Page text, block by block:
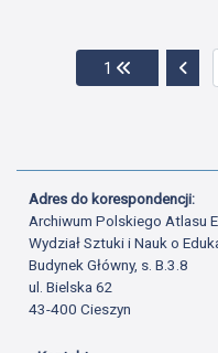
1 Przejdź do
Adres do korespondencji:
Archiwum Polskiego Atlasu
Wydział Sztuki i Nauk o
Budynek Główny, s. B.3.8
ul. Bielska 62
43-400 Cieszyn